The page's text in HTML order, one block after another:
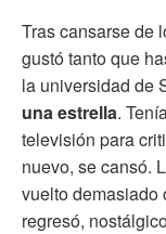
Tras cansarse de
gustó tanto que
la universidad de
una estrella.
televisión para
nuevo, se cansó.
vuelto demasiado
regresó,